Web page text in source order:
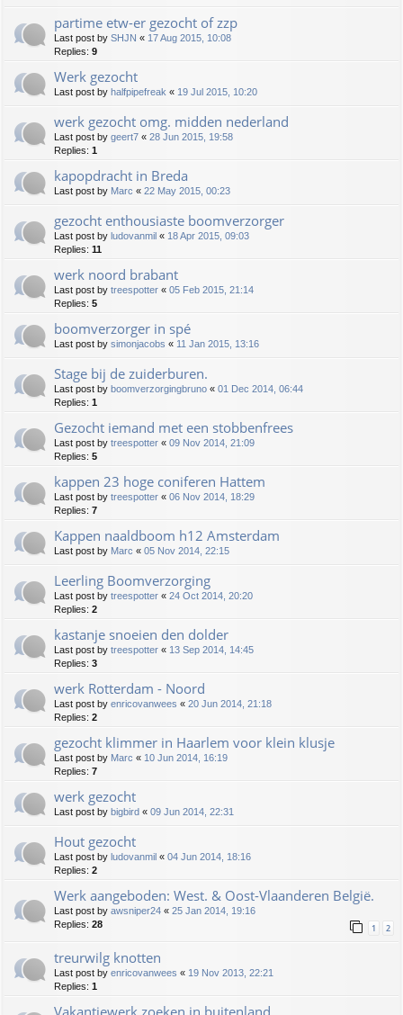
partime etw-er gezocht of zzp
Last post by SHJN « 17 Aug 2015, 10:08
Replies: 9
Werk gezocht
Last post by halfpipefreak « 19 Jul 2015, 10:20
werk gezocht omg. midden nederland
Last post by geert7 « 28 Jun 2015, 19:58
Replies: 1
kapopdracht in Breda
Last post by Marc « 22 May 2015, 00:23
gezocht enthousiaste boomverzorger
Last post by ludovanmil « 18 Apr 2015, 09:03
Replies: 11
werk noord brabant
Last post by treespotter « 05 Feb 2015, 21:14
Replies: 5
boomverzorger in spé
Last post by simonjacobs « 11 Jan 2015, 13:16
Stage bij de zuiderburen.
Last post by boomverzorgingbruno « 01 Dec 2014, 06:44
Replies: 1
Gezocht iemand met een stobbenfrees
Last post by treespotter « 09 Nov 2014, 21:09
Replies: 5
kappen 23 hoge coniferen Hattem
Last post by treespotter « 06 Nov 2014, 18:29
Replies: 7
Kappen naaldboom h12 Amsterdam
Last post by Marc « 05 Nov 2014, 22:15
Leerling Boomverzorging
Last post by treespotter « 24 Oct 2014, 20:20
Replies: 2
kastanje snoeien den dolder
Last post by treespotter « 13 Sep 2014, 14:45
Replies: 3
werk Rotterdam - Noord
Last post by enricovanwees « 20 Jun 2014, 21:18
Replies: 2
gezocht klimmer in Haarlem voor klein klusje
Last post by Marc « 10 Jun 2014, 16:19
Replies: 7
werk gezocht
Last post by bigbird « 09 Jun 2014, 22:31
Hout gezocht
Last post by ludovanmil « 04 Jun 2014, 18:16
Replies: 2
Werk aangeboden: West. & Oost-Vlaanderen België.
Last post by awsniper24 « 25 Jan 2014, 19:16
Replies: 28 1 2
treurwilg knotten
Last post by enricovanwees « 19 Nov 2013, 22:21
Replies: 1